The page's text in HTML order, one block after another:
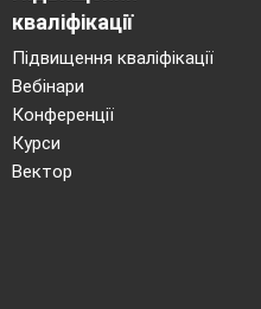
кваліфікації
Підвищення кваліфікації
Вебінари
Конференції
Курси
Вектор